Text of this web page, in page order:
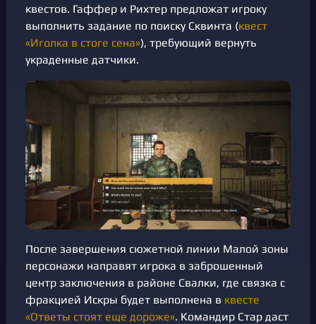
квестов. Гаффер и Рихтер предложат игроку
выполнить задание по поиску Сквинта (квест
«Иголка в стоге сена»), требующий вернуть
украденные датчики.
После завершения сюжетной линии Малой зоны
персонажи направят игрока в заброшенный
центр заключения в районе Свалки, где связка с
фракцией Искры будет выполнена в квесте
«Ответы стоят еще дороже». Командир Стар даст